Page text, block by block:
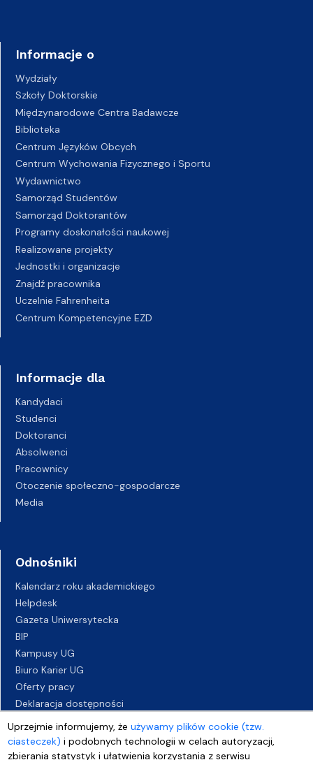
Uprzejmie informujemy, żeużywamy plików cookie (tzw.
ciasteczek) i podobnych technologii w celach autoryzacji,
zbierania statystyk i ułatwienia korzystania z serwisu
Informacje o
Wydziały
Szkoły Doktorskie
Międzynarodowe Centra Badawcze
Biblioteka
Centrum Języków Obcych
Centrum Wychowania Fizycznego i Sportu
Wydawnictwo
Samorząd Studentów
Samorząd Doktorantów
Programy doskonałości naukowej
Realizowane projekty
Jednostki i organizacje
Znajdź pracownika
Uczelnie Fahrenheita
Centrum Kompetencyjne EZD
Informacje dla
Kandydaci
Studenci
Doktoranci
Absolwenci
Pracownicy
Otoczenie społeczno-gospodarcze
Media
Odnośniki
Kalendarz roku akademickiego
Helpdesk
Gazeta Uniwersytecka
BIP
Kampusy UG
Biuro Karier UG
Oferty pracy
Deklaracja dostępności